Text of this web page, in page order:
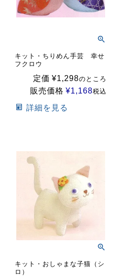
キット・ちりめん手芸 幸せ
フクロウ
定価 ¥1,298のところ
販売価格 ¥1,168税込
詳細を見る
キット・おしゃまな子猫（シ
ロ）